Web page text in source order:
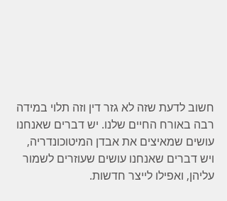
חשוב לדעת שזה לא גזר דין וזה תלוי במידה
רבה באורח החיים שלנו. יש דברים שאנחנו
עושים שמאיצים את אבדן המיטוכונדריה,
ויש דברים שאנחנו עושים שעוזרים לשמור
עליהן, ואפילו לייצר חדשות.